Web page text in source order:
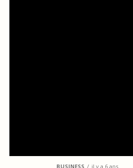
BUSINESS il y a 6 ans